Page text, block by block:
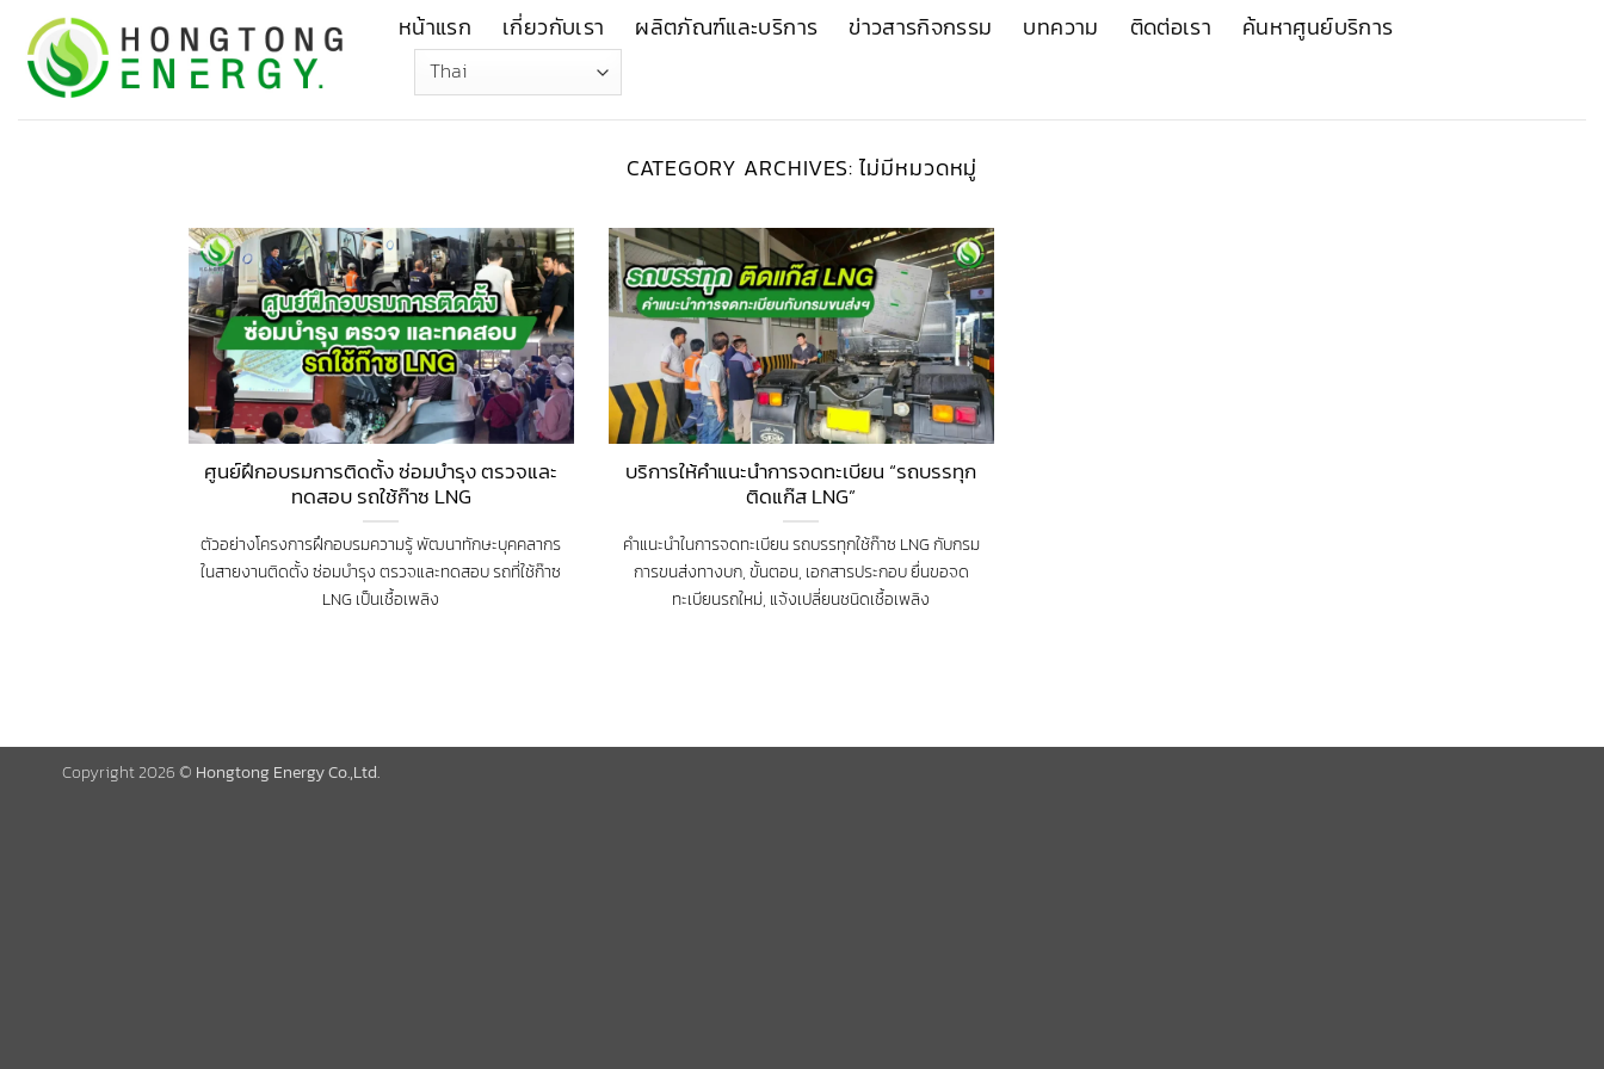
content
หน้าแรก เกี่ยวกับเรา ผลิตภัณฑ์และบริการ ข่าวสารกิจกรรม บทความ ติดต่อเรา ค้นหาศูนย์บริการ
CATEGORY ARCHIVES:ไม่มีหมวดหมู่
ศูนย์ฝึกอบรมการติดตั้ง ซ่อมบำรุง ตรวจและ
ทดสอบ รถใช้ก๊าซ LNG
ตัวอย่างโครงการฝึกอบรมความรู้ พัฒนาทักษะบุคคลากร
ในสายงานติดตั้ง ซ่อมบำรุง ตรวจและทดสอบ รถที่ใช้ก๊าซ
LNG เป็นเชื้อเพลิง
บริการให้คำแนะนำการจดทะเบียน “รถบรรทุก
ติดแก๊ส LNG”
คำแนะนำในการจดทะเบียน รถบรรทุกใช้ก๊าซ LNG กับกรม
การขนส่งทางบก, ขั้นตอน, เอกสารประกอบ ยื่นขอจด
ทะเบียนรถใหม่, แจ้งเปลี่ยนชนิดเชื้อเพลิง
Copyright 2026 © Hongtong Energy Co.,Ltd.